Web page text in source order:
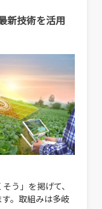
新技術を活用
う」を掲げて、
。取組みは多岐